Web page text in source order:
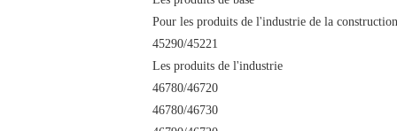
Pour les produits de l'industrie de la construction
45290/45221
Les produits de l'industrie
46780/46720
46780/46730